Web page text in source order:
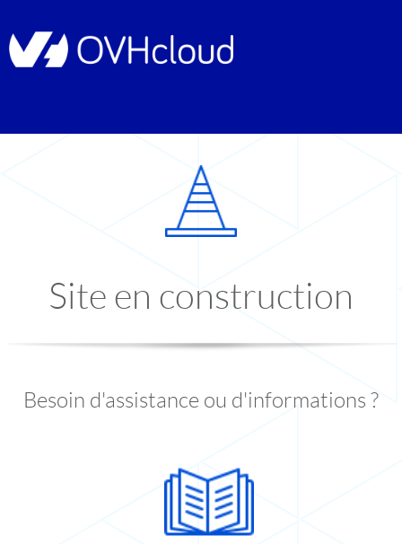
Site en construction
Besoin d'assistance ou d'informations ?